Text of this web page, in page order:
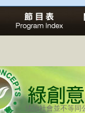
法治社會並不等同